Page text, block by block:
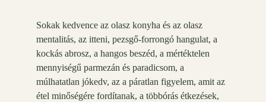
Sokak kedvence az olasz konyha és az olasz
mentalitás, az itteni, pezsgő-forrongó hangulat, a
kockás abrosz, a hangos beszéd, a mértéktelen
mennyiségű parmezán és paradicsom, a
múlhatatlan jókedv, az a páratlan figyelem, amit az
étel minőségére fordítanak, a többórás étkezések,